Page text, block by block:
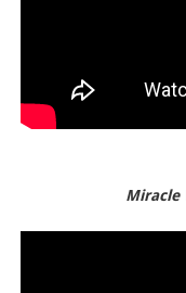
Miracle